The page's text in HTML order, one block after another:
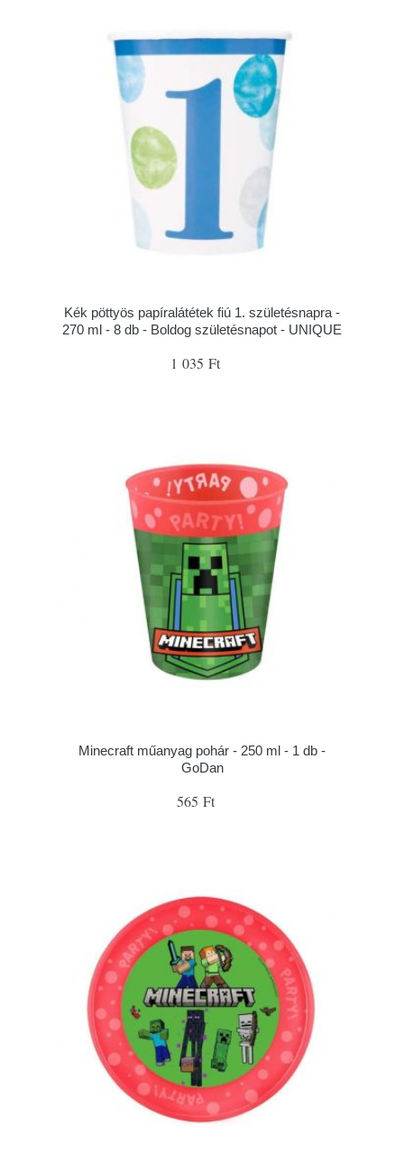
Kék pöttyös papíralátétek fiú 1. születésnapra -
270 ml - 8 db - Boldog születésnapot - UNIQUE
1 035 Ft
Minecraft műanyag pohár - 250 ml - 1 db -
GoDan
565 Ft